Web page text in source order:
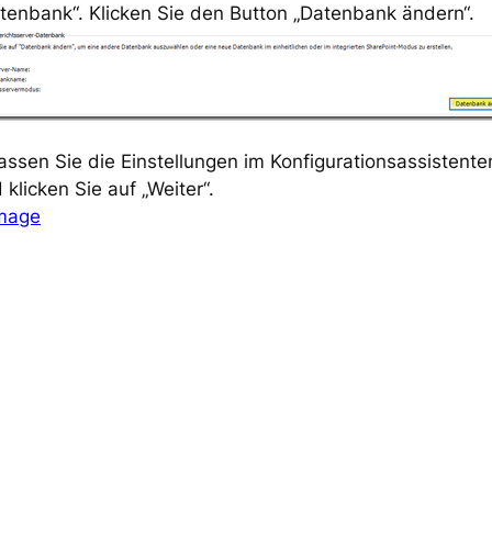
Klicken Sie den Button „Datenbank ändern“.
Sie die Einstellungen im
klicken Sie auf „Weiter“.